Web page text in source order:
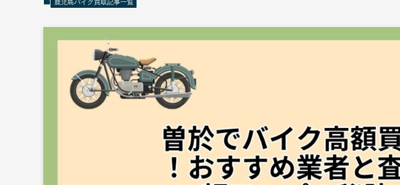
鹿児島バイク買取記事一覧